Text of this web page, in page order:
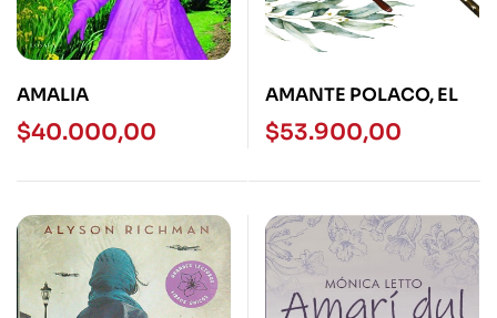
AMALIA
$40.000,00
AMANTE POLACO, EL
$53.900,00